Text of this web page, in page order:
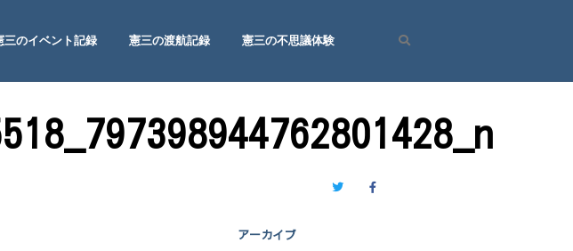
三のイベント記録 憲三の渡航記録
憲三の不思議体験
TwitterFacebook
アーカイブ